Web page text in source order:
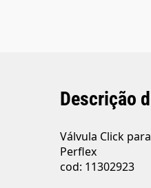
Descrição
Válvula Click
Perflex
cod: 11302923